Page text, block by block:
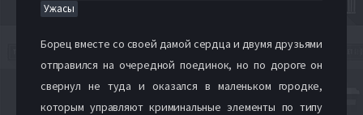
Ужасы
Борец вместе со своей дамой сердца и двумя друзьями
отправился на очередной поединок, но по дороге он
свернул не туда и оказался в маленьком городке,
которым управляют криминальные элементы по типу